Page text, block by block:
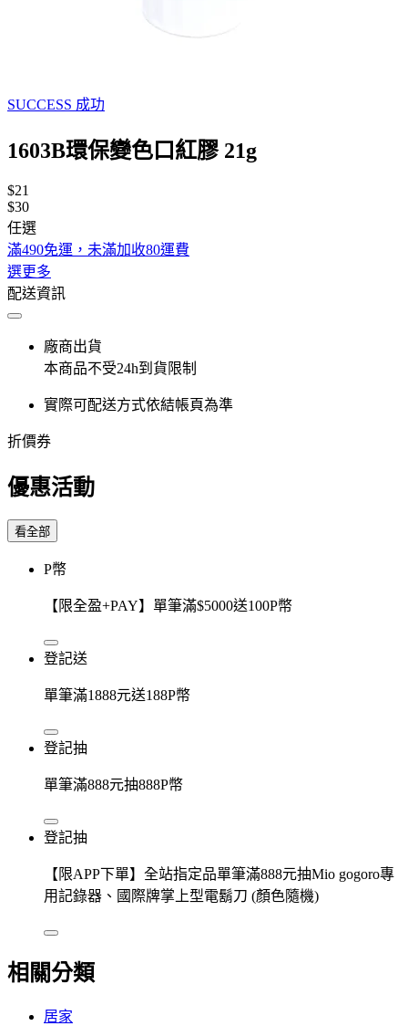
SUCCESS 成功
1603B環保變色口紅膠 21g
$21
$30
任選
滿490免運，未滿加收80運費
選更多
配送資訊
廠商出貨
本商品不受24h到貨限制
實際可配送方式依結帳頁為準
折價券
優惠活動
看全部
P幣
【限全盈+PAY】單筆滿$5000送100P幣
登記送
單筆滿1888元送188P幣
登記抽
單筆滿888元抽888P幣
登記抽
【限APP下單】全站指定品單筆滿888元抽Mio gogoro專
用記錄器、國際牌掌上型電鬍刀 (顏色隨機)
相關分類
居家